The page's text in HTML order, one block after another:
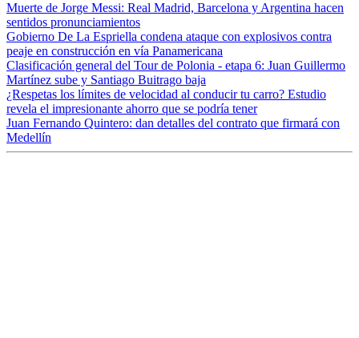
Muerte de Jorge Messi: Real Madrid, Barcelona y Argentina hacen
sentidos pronunciamientos
Gobierno De La Espriella condena ataque con explosivos contra
peaje en construcción en vía Panamericana
Clasificación general del Tour de Polonia - etapa 6: Juan Guillermo
Martínez sube y Santiago Buitrago baja
¿Respetas los límites de velocidad al conducir tu carro? Estudio
revela el impresionante ahorro que se podría tener
Juan Fernando Quintero: dan detalles del contrato que firmará con
Medellín